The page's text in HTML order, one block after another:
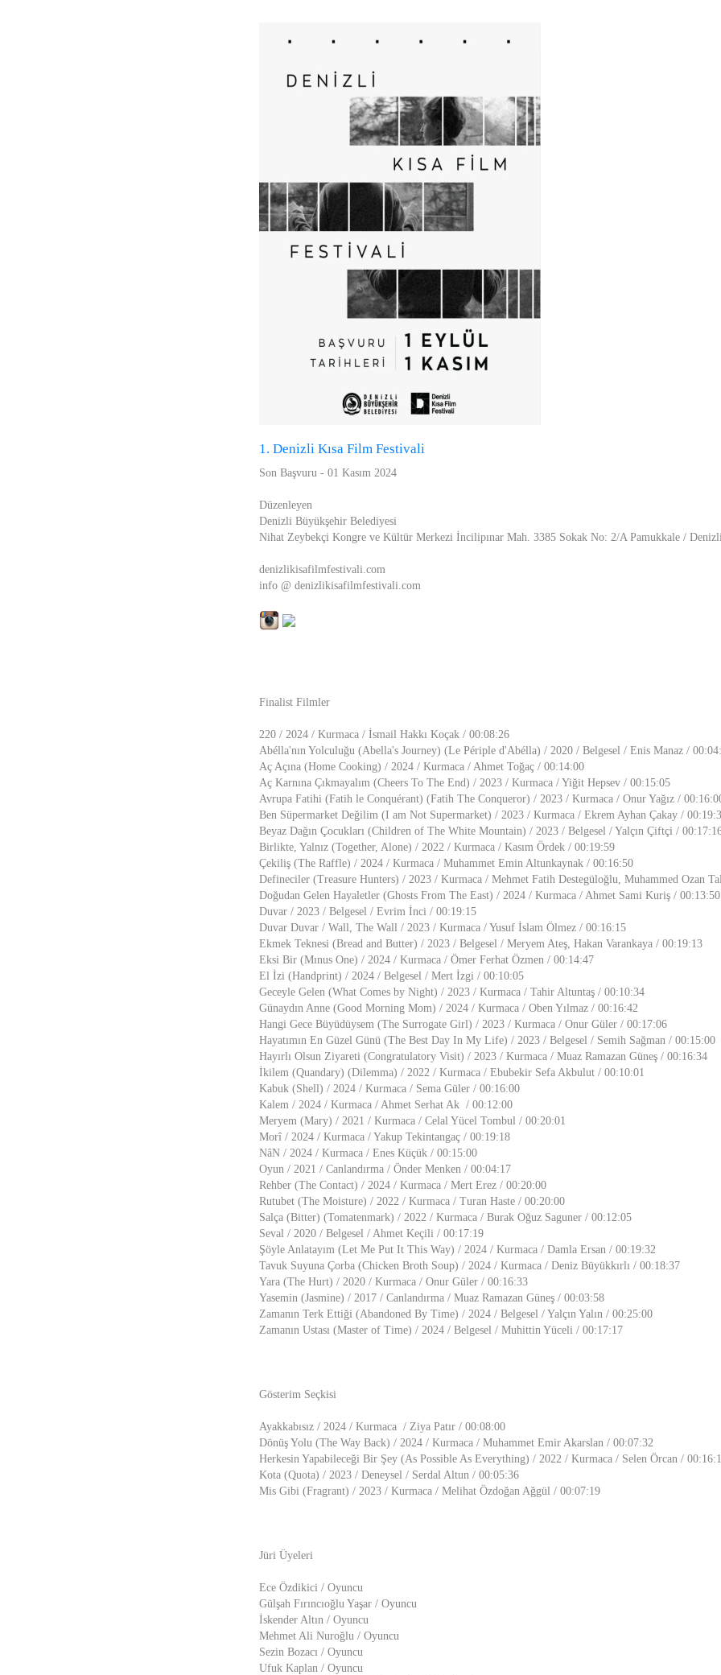
1. Denizli Kısa Film Festivali
Son Başvuru - 01 Kasım 2024
Düzenleyen
Denizli Büyükşehir Belediyesi
Nihat Zeybekçi Kongre ve Kültür Merkezi İncilipınar Mah. 3385 Sokak No: 2/A Pamukkale /
denizlikisafilmfestivali.com
info @ denizlikisafilmfestivali.com
Finalist Filmler
220 / 2024 / Kurmaca / İsmail Hakkı Koçak / 00:08:26
Abélla'nın Yolculuğu (Abella's Journey) (Le Périple d'Abélla) / 2020 / Belgesel / Enis Manaz /
Aç Açına (Home Cooking) / 2024 / Kurmaca / Ahmet Toğaç / 00:14:00
Aç Karnına Çıkmayalım (Cheers To The End) / 2023 / Kurmaca / Yiğit Hepsev / 00:15:05
Avrupa Fatihi (Fatih le Conquérant) (Fatih The Conqueror) / 2023 / Kurmaca / Onur Yağız /
Ben Süpermarket Değilim (I am Not Supermarket) / 2023 / Kurmaca / Ekrem Ayhan Çakay /
Beyaz Dağın Çocukları (Children of The White Mountain) / 2023 / Belgesel / Yalçın Çiftçi /
Birlikte, Yalnız (Together, Alone) / 2022 / Kurmaca / Kasım Ördek / 00:19:59
Çekiliş (The Raffle) / 2024 / Kurmaca / Muhammet Emin Altunkaynak / 00:16:50
Defineciler (Treasure Hunters) / 2023 / Kurmaca / Mehmet Fatih Destegüloğlu, Muhammed Ozan
Doğudan Gelen Hayaletler (Ghosts From The East) / 2024 / Kurmaca / Ahmet Sami Kuriş / 00:13:50
Duvar / 2023 / Belgesel / Evrim İnci / 00:19:15
Duvar Duvar / Wall, The Wall / 2023 / Kurmaca / Yusuf İslam Ölmez / 00:16:15
Ekmek Teknesi (Bread and Butter) / 2023 / Belgesel / Meryem Ateş, Hakan Varankaya / 00:19:13
Eksi Bir (Mınus One) / 2024 / Kurmaca / Ömer Ferhat Özmen / 00:14:47
El İzi (Handprint) / 2024 / Belgesel / Mert İzgi / 00:10:05
Geceyle Gelen (What Comes by Night) / 2023 / Kurmaca / Tahir Altuntaş / 00:10:34
Günaydın Anne (Good Morning Mom) / 2024 / Kurmaca / Oben Yılmaz / 00:16:42
Hangi Gece Büyüdüysem (The Surrogate Girl) / 2023 / Kurmaca / Onur Güler / 00:17:06
Hayatımın En Güzel Günü (The Best Day In My Life) / 2023 / Belgesel / Semih Sağman / 00:15:00
Hayırlı Olsun Ziyareti (Congratulatory Visit) / 2023 / Kurmaca / Muaz Ramazan Güneş / 00:16:34
İkilem (Quandary) (Dilemma) / 2022 / Kurmaca / Ebubekir Sefa Akbulut / 00:10:01
Kabuk (Shell) / 2024 / Kurmaca / Sema Güler / 00:16:00
Kalem / 2024 / Kurmaca / Ahmet Serhat Ak / 00:12:00
Meryem (Mary) / 2021 / Kurmaca / Celal Yücel Tombul / 00:20:01
Morî / 2024 / Kurmaca / Yakup Tekintangaç / 00:19:18
NâN / 2024 / Kurmaca / Enes Küçük / 00:15:00
Oyun / 2021 / Canlandırma / Önder Menken / 00:04:17
Rehber (The Contact) / 2024 / Kurmaca / Mert Erez / 00:20:00
Rutubet (The Moisture) / 2022 / Kurmaca / Turan Haste / 00:20:00
Salça (Bitter) (Tomatenmark) / 2022 / Kurmaca / Burak Oğuz Saguner / 00:12:05
Seval / 2020 / Belgesel / Ahmet Keçili / 00:17:19
Şöyle Anlatayım (Let Me Put It This Way) / 2024 / Kurmaca / Damla Ersan / 00:19:32
Tavuk Suyuna Çorba (Chicken Broth Soup) / 2024 / Kurmaca / Deniz Büyükkırlı / 00:18:37
Yara (The Hurt) / 2020 / Kurmaca / Onur Güler / 00:16:33
Yasemin (Jasmine) / 2017 / Canlandırma / Muaz Ramazan Güneş / 00:03:58
Zamanın Terk Ettiği (Abandoned By Time) / 2024 / Belgesel / Yalçın Yalın / 00:25:00
Zamanın Ustası (Master of Time) / 2024 / Belgesel / Muhittin Yüceli / 00:17:17
Gösterim Seçkisi
Ayakkabısız / 2024 / Kurmaca / Ziya Patır / 00:08:00
Dönüş Yolu (The Way Back) / 2024 / Kurmaca / Muhammet Emir Akarslan / 00:07:32
Herkesin Yapabileceği Bir Şey (As Possible As Everything) / 2022 / Kurmaca / Selen Örcan /
Kota (Quota) / 2023 / Deneysel / Serdal Altun / 00:05:36
Mis Gibi (Fragrant) / 2023 / Kurmaca / Melihat Özdoğan Ağgül / 00:07:19
Jüri Üyeleri
Ece Özdikici / Oyuncu
Gülşah Fırıncıoğlu Yaşar / Oyuncu
İskender Altın / Oyuncu
Mehmet Ali Nuroğlu / Oyuncu
Sezin Bozacı / Oyuncu
Ufuk Kaplan / Oyuncu